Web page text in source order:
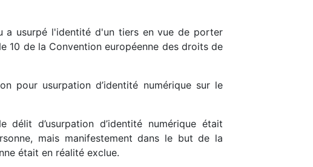
a usurpé l'identité d'un tiers en vue de porter
10 de la Convention européenne des droits de
pour usurpation d’identité numérique sur le
d’usurpation d’identité numérique était
mais manifestement dans le but de la
était en réalité exclue.